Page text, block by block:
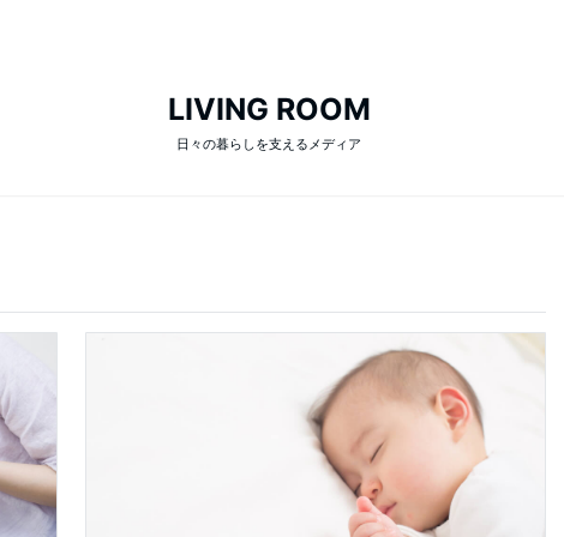
LIVING ROOM
日々の暮らしを支えるメディア